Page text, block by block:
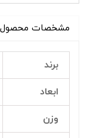
مشخصات محصول
برند
ابعاد
وزن